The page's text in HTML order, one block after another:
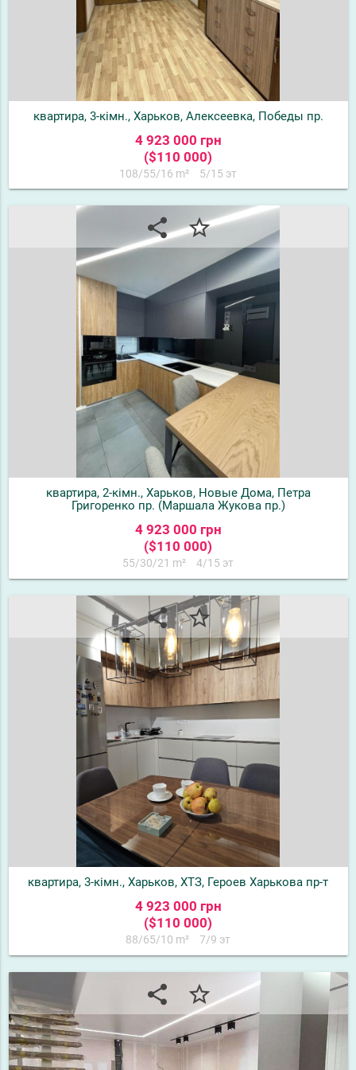
квартира, 3-кімн., Харьков, Алексеевка, Победы пр.
4 923 000 грн
($110 000)
108/55/16 m² 5/15 эт
share star_border
квартира, 2-кімн., Харьков, Новые Дома, Петра
Григоренко пр. (Маршала Жукова пр.)
4 923 000 грн
($110 000)
55/30/21 m² 4/15 эт
share star_border
квартира, 3-кімн., Харьков, ХТЗ, Героев Харькова пр-т
4 923 000 грн
($110 000)
88/65/10 m² 7/9 эт
share star_border